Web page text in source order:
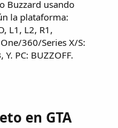
Buzzard usando
la plataforma:
L1, L2, R1,
360/Series X/S:
Y. PC: BUZZOFF.
en GTA